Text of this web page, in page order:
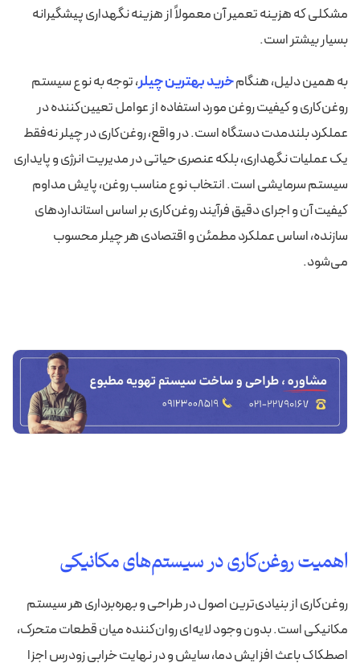
مشکلی که هزینه تعمیر آن معمولاً از هزینه نگهداری پیشگیرانه
بسیار بیشتر است.
به همین دلیل، هنگامخرید بهترین چیلر، توجه به نوع سیستم
روغن‌کاری و کیفیت روغن مورد استفاده از عوامل تعیین‌کننده در
عملکرد بلندمدت دستگاه است. در واقع، روغن‌کاری در چیلر نه‌فقط
یک عملیات نگهداری، بلکه عنصری حیاتی در مدیریت انرژی و پایداری
سیستم سرمایشی است. انتخاب نوع مناسب روغن، پایش مداوم
کیفیت آن و اجرای دقیق فرآیند روغن‌کاری بر اساس استانداردهای
سازنده، اساس عملکرد مطمئن و اقتصادی هر چیلر محسوب
می‌شود.
اهمیت روغن‌کاری در سیستم‌های مکانیکی
روغن‌کاری از بنیادی‌ترین اصول در طراحی و بهره‌برداری هر سیستم
مکانیکی است. بدون وجود لایه‌ای روان‌کننده میان قطعات متحرک،
اصطکاک باعث افزایش دما، سایش و در نهایت خرابی زودرس اجزا